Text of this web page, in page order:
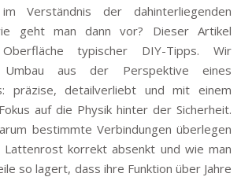
Verständnis der dahinterliegenden
geht man dann vor? Dieser Artikel
typischer DIY-Tipps. Wir
aus der Perspektive eines
präzise, detailverliebt und mit einem
auf die Physik hinter der Sicherheit.
bestimmte Verbindungen überlegen
Lattenrost korrekt absenkt und wie man
so lagert, dass ihre Funktion über Jahre